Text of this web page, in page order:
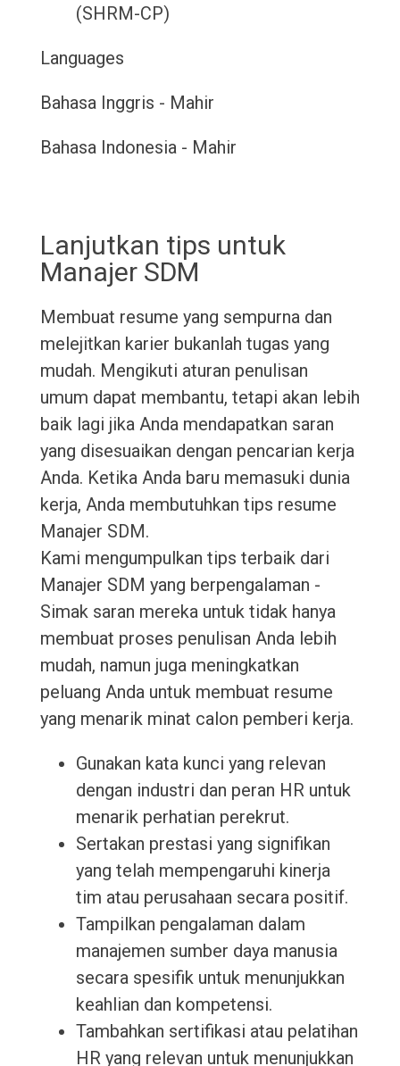
(SHRM-CP)
Languages
Bahasa Inggris - Mahir
Bahasa Indonesia - Mahir
Lanjutkan tips untuk
Manajer SDM
Membuat resume yang sempurna dan
melejitkan karier bukanlah tugas yang
mudah. Mengikuti aturan penulisan
umum dapat membantu, tetapi akan lebih
baik lagi jika Anda mendapatkan saran
yang disesuaikan dengan pencarian kerja
Anda. Ketika Anda baru memasuki dunia
kerja, Anda membutuhkan tips resume
Manajer SDM.
Kami mengumpulkan tips terbaik dari
Manajer SDM yang berpengalaman -
Simak saran mereka untuk tidak hanya
membuat proses penulisan Anda lebih
mudah, namun juga meningkatkan
peluang Anda untuk membuat resume
yang menarik minat calon pemberi kerja.
Gunakan kata kunci yang relevan
dengan industri dan peran HR untuk
menarik perhatian perekrut.
Sertakan prestasi yang signifikan
yang telah mempengaruhi kinerja
tim atau perusahaan secara positif.
Tampilkan pengalaman dalam
manajemen sumber daya manusia
secara spesifik untuk menunjukkan
keahlian dan kompetensi.
Tambahkan sertifikasi atau pelatihan
HR yang relevan untuk menunjukkan